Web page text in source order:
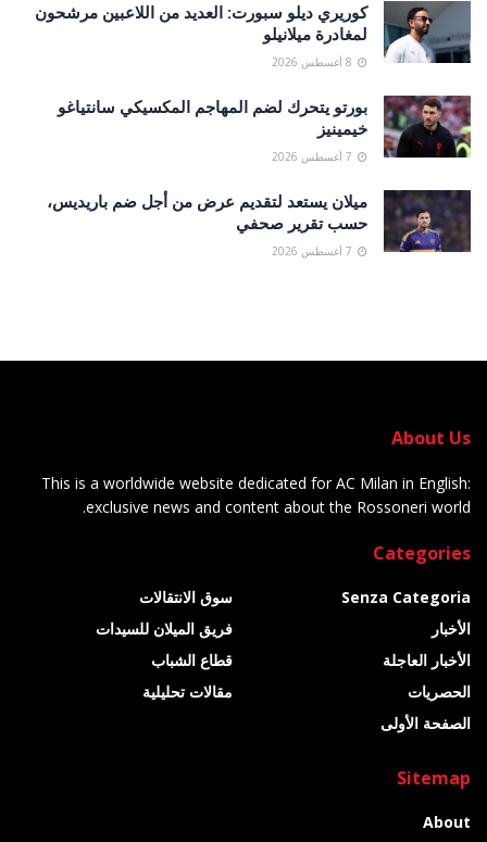
كوريري ديلو سبورت: العديد من اللاعبين مرشحون
لمغادرة ميلانيلو
بورتو يتحرك لضم المهاجم المكسيكي سانتياغو
خيمينيز
ميلان يستعد لتقديم عرض من أجل ضم باريديس،
حسب تقرير صحفي
About Us
This is a worldwide website dedicated for AC Milan in English:
exclusive news and content about the Rossoneri world.
Categories
Senza Categoria
الأخبار
الأخبار العاجلة
الحصريات
الصفحة الأولى
سوق الانتقالات
فريق الميلان للسيدات
قطاع الشباب
مقالات تحليلية
Sitemap
About